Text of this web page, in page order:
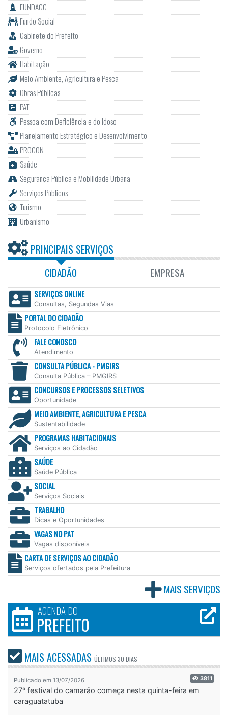
FUNDACC
Fundo Social
Gabinete do Prefeito
Governo
Habitação
Meio Ambiente, Agricultura e Pesca
Obras Públicas
PAT
Pessoa com Deficiência e do Idoso
Planejamento Estratégico e Desenvolvimento
PROCON
Saúde
Segurança Pública e Mobilidade Urbana
Serviços Públicos
Turismo
Urbanismo
PRINCIPAIS SERVIÇOS
CIDADÃO EMPRESA
SERVIÇOS ONLINE
Consultas, Segundas Vias
PORTAL DO CIDADÃO
Protocolo Eletrônico
FALE CONOSCO
Atendimento
CONSULTA PÚBLICA - PMGIRS
Consulta Pública – PMGIRS
CONCURSOS E PROCESSOS SELETIVOS
Oportunidade
MEIO AMBIENTE, AGRICULTURA E PESCA
Sustentabilidade
PROGRAMAS HABITACIONAIS
Serviços ao Cidadão
SAÚDE
Saúde Pública
SOCIAL
Serviços Sociais
TRABALHO
Dicas e Oportunidades
VAGAS NO PAT
Vagas disponíveis
CARTA DE SERVIÇOS AO CIDADÃO
Serviços ofertados pela Prefeitura
MAIS SERVIÇOS
AGENDA DO
PREFEITO
MAIS ACESSADAS ÚLTIMOS 30 DIAS
Publicado em 13/07/2026 3811
27º festival do camarão começa nesta quinta-feira em
caraguatatuba